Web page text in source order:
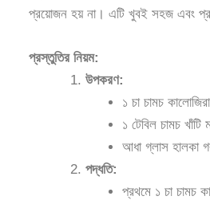
প্রয়োজন হয় না। এটি খুবই সহজ এবং
প্রস্তুতির নিয়ম:
উপকরণ:
১ চা চামচ
১ টেবিল চামচ খাঁটি
আধা গ্লাস হালকা
পদ্ধতি:
প্রথমে ১ চা চামচ